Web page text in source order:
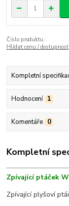
Číslo produktu:
Hlídat cenu / dostupnost
Kompletní
Hodnocení 1
Komentáře 0
Kompletní
Zpívající ptáček
Zpívající plyšoví